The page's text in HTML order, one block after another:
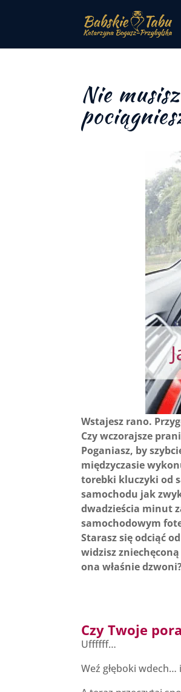
Nie
Wstajesz rano.
Czy wczorajsze
Poganiasz, by
międzyczasie
torebki kluczyki od
samochodu jak
dwadzieścia minut
samochodowym
Starasz się odciąć
widzisz
ona właśnie
Czy Twoje
Uffffff…
Weź głęboki